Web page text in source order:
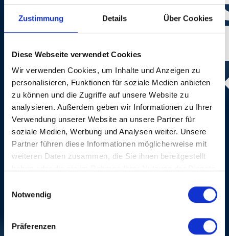
Zustimmung Details Über Cookies
Diese Webseite verwendet Cookies
Wir verwenden Cookies, um Inhalte und Anzeigen zu
personalisieren, Funktionen für soziale Medien anbieten
zu können und die Zugriffe auf unsere Website zu
analysieren. Außerdem geben wir Informationen zu Ihrer
Verwendung unserer Website an unsere Partner für
soziale Medien, Werbung und Analysen weiter. Unsere
Partner führen diese Informationen möglicherweise mit
weiteren Daten zusammen, die Sie ihnen bereitgestellt
Notwendig
Präferenzen
CRÉDITS
Photo:Dominik Plüss